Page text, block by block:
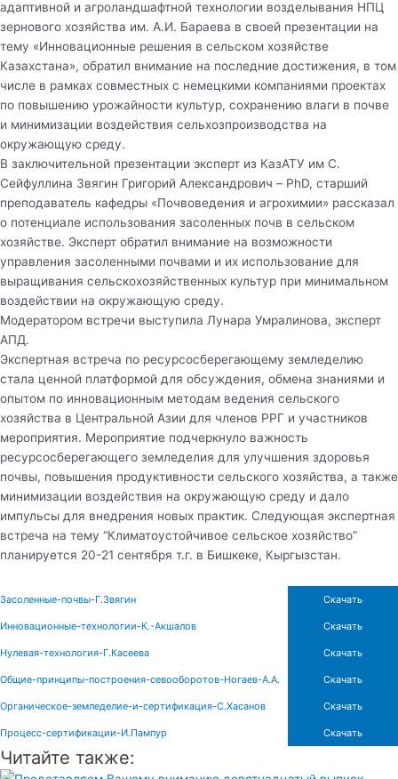
адаптивной и агроландшафтной технологии возделывания НПЦ
зернового хозяйства им. А.И. Бараева в своей презентации на
тему «Инновационные решения в сельском хозяйстве
Казахстана», обратил внимание на последние достижения, в том
числе в рамках совместных с немецкими компаниями проектах
по повышению урожайности культур, сохранению влаги в почве
и минимизации воздействия сельхозпроизводства на
окружающую среду.
В заключительной презентации эксперт из КазАТУ им С.
Сейфуллина Звягин Григорий Александрович – PhD, старший
преподаватель кафедры «Почвоведения и агрохимии» рассказал
о потенциале использования засоленных почв в сельском
хозяйстве. Эксперт обратил внимание на возможности
управления засоленными почвами и их использование для
выращивания сельскохозяйственных культур при минимальном
воздействии на окружающую среду.
Модератором встречи выступила Лунара Умралинова, эксперт
АПД.
Экспертная встреча по ресурсосберегающему земледелию
стала ценной платформой для обсуждения, обмена знаниями и
опытом по инновационным методам ведения сельского
хозяйства в Центральной Азии для членов РРГ и участников
мероприятия. Мероприятие подчеркнуло важность
ресурсосберегающего земледелия для улучшения здоровья
почвы, повышения продуктивности сельского хозяйства, а также
минимизации воздействия на окружающую среду и дало
импульсы для внедрения новых практик. Следующая экспертная
встреча на тему “Климатоустойчивое сельское хозяйство”
планируется 20-21 сентября т.г. в Бишкеке, Кыргызстан.
Засоленные-почвы-Г.Звягин Скачать
Инновационные-технологии-К.-Акшалов Скачать
Нулевая-технология-Г.Касеева Скачать
Общие-принципы-построения-севооборотов-Ногаев-А.А. Скачать
Органическое-земледелие-и-сертификация-С.Хасанов Скачать
Процесс-сертификации-И.Пампур Скачать
Читайте также: